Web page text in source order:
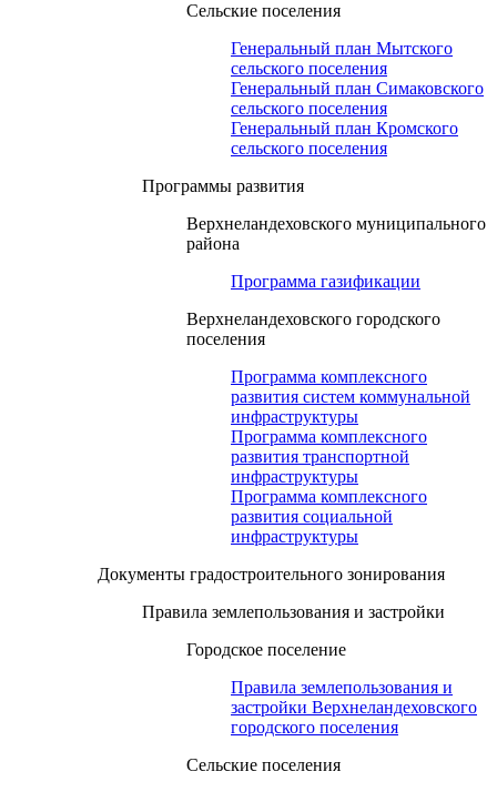
Сельские поселения
Генеральный план Мытского
сельского поселения
Генеральный план Симаковского
сельского поселения
Генеральный план Кромского
сельского поселения
Программы развития
Верхнеландеховского муниципального
района
Программа газификации
Верхнеландеховского городского
поселения
Программа комплексного
развития систем коммунальной
инфраструктуры
Программа комплексного
развития транспортной
инфраструктуры
Программа комплексного
развития социальной
инфраструктуры
Документы градостроительного зонирования
Правила землепользования и застройки
Городское поселение
Правила землепользования и
застройки Верхнеландеховского
городского поселения
Сельские поселения